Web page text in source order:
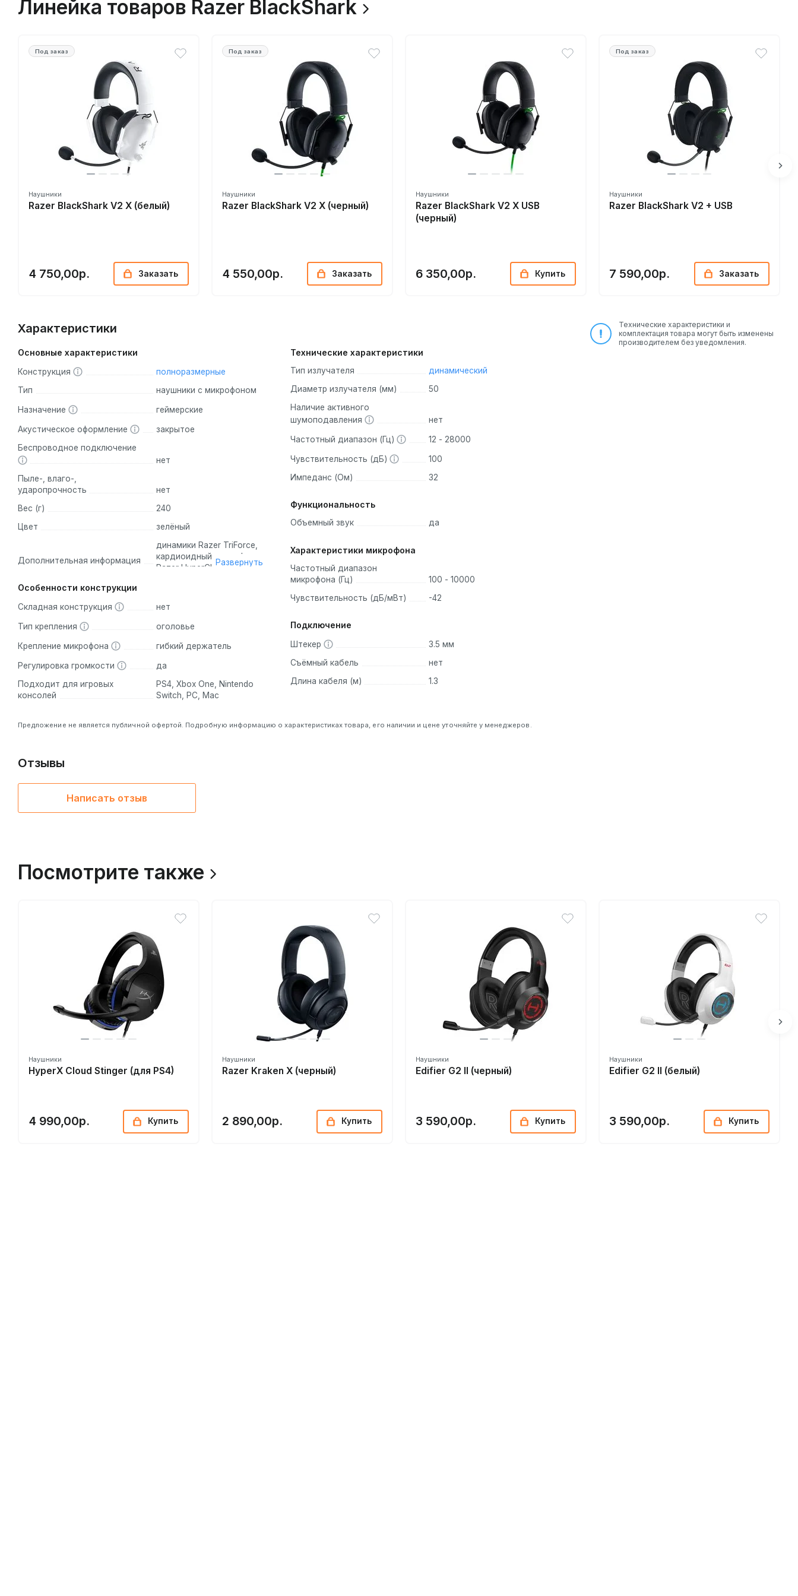
Линейка товаров Razer BlackShark
Под заказ
Наушники
Razer BlackShark V2 X (белый)
4 750,00р. Заказать
Под заказ
Наушники
Razer BlackShark V2 X (черный)
4 550,00р. Заказать
Наушники
Razer BlackShark V2 X USB
(черный)
6 350,00р. Купить
Под заказ
Наушники
Razer BlackShark V2 + USB
7 590,00р. Заказать
Характеристики
Основные характеристики
Конструкция
полноразмерные
Тип
наушники с микрофоном
Назначение геймерские
Акустическое оформление
закрытое
Беспроводное подключение
нет
Пыле-, влаго-,
ударопрочность
нет
Вес (г)
240
Цвет
зелёный
Дополнительная информация
динамики Razer TriForce,
кардиоидный микрофон
Razer HyperClear
Развернуть
Особенности конструкции
Складная конструкция нет
Тип крепления оголовье
Крепление микрофона гибкий держатель
Регулировка громкости
да
Подходит для игровых
консолей
PS4, Xbox One, Nintendo
Switch, PC, Mac
Технические характеристики
Тип излучателя
динамический
Диаметр излучателя (мм)
50
Наличие активного
шумоподавления
нет
Частотный диапазон (Гц) 12 - 28000
Чувствительность (дБ)
100
Импеданс (Ом)
32
Функциональность
Объемный звук да
Характеристики микрофона
Частотный диапазон
микрофона (Гц)
100 - 10000
Чувствительность (дБ/мВт)
-42
Подключение
Штекер
3.5 мм
Съёмный кабель
нет
Длина кабеля (м)
1.3
Предложение не является публичной офертой. Подробную информацию о характеристиках товара, его наличии и цене уточняйте у менеджеров.
Технические характеристики и
комплектация товара могут быть изменены
производителем без уведомления.
Отзывы
Написать отзыв
Посмотрите также
Наушники
HyperX Cloud Stinger (для PS4)
4 990,00р. Купить
Наушники
Razer Kraken X (черный)
2 890,00р. Купить
Наушники
Edifier G2 II (черный)
3 590,00р. Купить
Наушники
Edifier G2 II (белый)
3 590,00р. Купить